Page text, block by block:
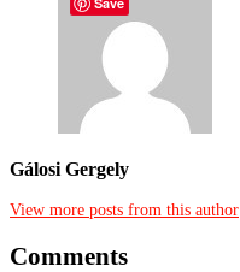
Gálosi Gergely
View more posts from this author
Comments